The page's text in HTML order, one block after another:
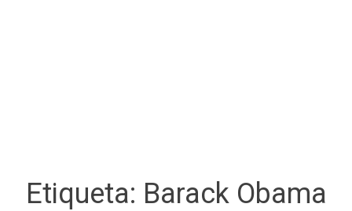
Etiqueta: Barack Obama